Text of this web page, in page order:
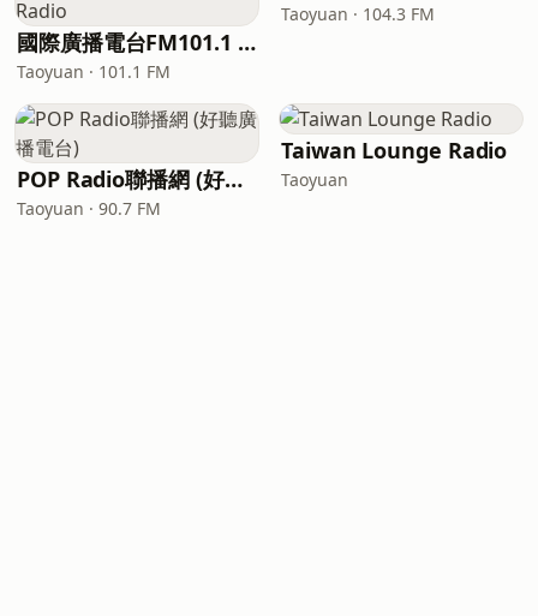
國際廣播電台FM101.1 - Taoyuan International Radio
Taoyuan · 101.1 FM
Taoyuan · 104.3 FM
POP Radio聯播網 (好聽廣播電台)
Taoyuan · 90.7 FM
Taiwan Lounge Radio
Taoyuan